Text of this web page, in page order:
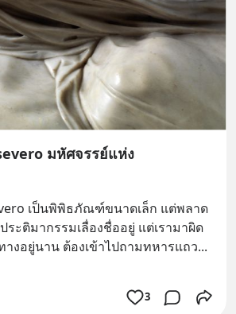
มหัศจรรย์แห่ง
เป็นพิพิธภัณฑ์ขนาดเล็ก แต่พลาด
ระติมากรรมเลื่องชื่ออยู่ แต่เรามาผิด
างอยู่นาน ต้องเข้าไปถามทหารแถว
3